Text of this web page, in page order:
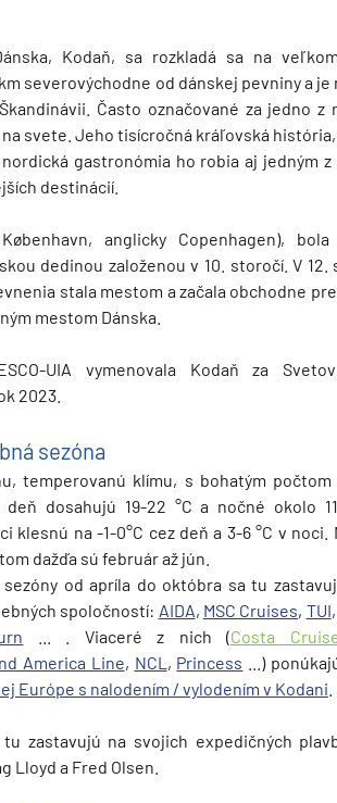
Kodaň, sa rozkladá sa na
severovýchodne od dánskej pevniny a je
Často označované za jedno z
svete. Jeho tisícročná kráľovská
gastronómia ho robia aj jedným
destinácií.
anglicky Copenhagen),
dedinou založenou v 10. storočí. V 12.
stala mestom a začala obchodne
mestom Dánska.
UIA vymenovala Kodaň za
2023.
sezóna
temperovanú klímu, s bohatým počtom
dosahujú 19-22 °C a nočné okolo
klesnú na -1-0°C cez deň a 3-6 °C v noci.
dažďa sú február až jún.
sezóny od apríla do októbra sa tu
spoločností: AIDA, MSC Cruises, TUI
... . Viaceré z nich (Costa
America Line, NCL , Princess ...)
Európe s nalodením / vylodením v Kodani
tu zastavujú na svojich expedičných
Lloyd a Fred Olsen.